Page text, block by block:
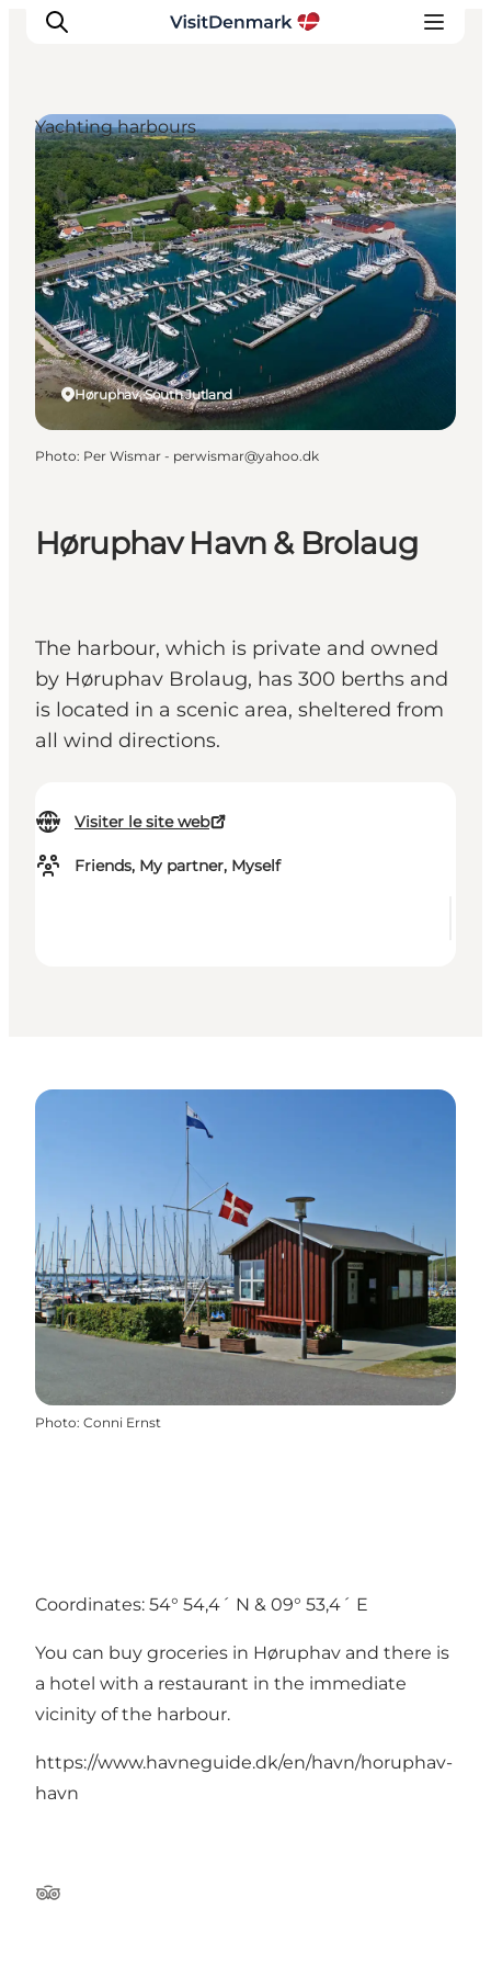
Inspirations
Destinations
Quoi faire
Hébergements
Planifiez votre voyage
Høruphav Havn & Brolaug
The harbour, which is private and owned
by Høruphav Brolaug, has 300 berths and
is located in a scenic area, sheltered from
all wind directions.
Visiter le site web
Friends, My partner, Myself
Høruphav, South Jutland
Yachting harbours
Photo: Per Wismar - perwismar@yahoo.dk
Photo: Conni Ernst
Coordinates: 54° 54,4´ N & 09° 53,4´ E
You can buy groceries in Høruphav and there is
a hotel with a restaurant in the immediate
vicinity of the harbour.
https://www.havneguide.dk/en/havn/horuphav-
havn
Tripadvisor